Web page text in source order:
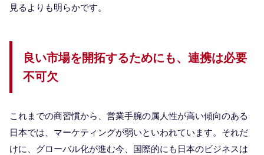
見るよりも明らかです。
良い市場を開拓するためにも、連携は必要
不可欠
これまでの商習慣から、営業手腕の属人性が高い傾向のある
日本では、マーケティングが弱いといわれています。それだ
けに、グローバル化が進む今、国際的にも日本のビジネスは